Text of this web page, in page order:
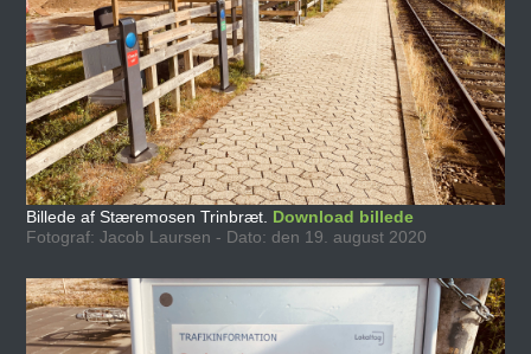
Billede af Stæremosen Trinbræt. Download billede
Fotograf: Jacob Laursen - Dato: den 19. august 2020